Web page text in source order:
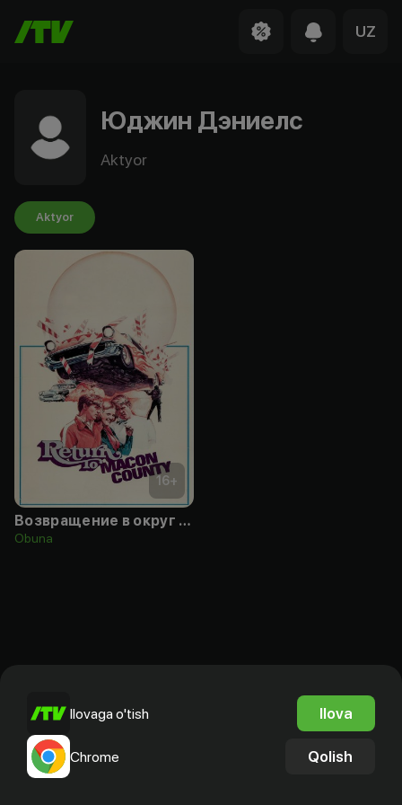
UZ
Юджин Дэниелс
Aktyor
Aktyor
16+
Возвращение в округ Мэйкон
Obuna
Ilovaga o'tish Ilova
Chrome Qolish